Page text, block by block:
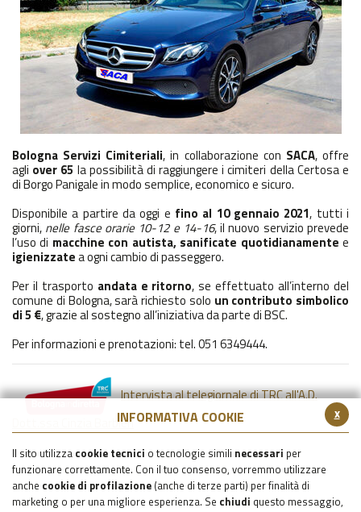
x
INFORMATIVA COOKIE
Il sito utilizza cookie tecnici o tecnologie simili necessari per
funzionare correttamente. Con il tuo consenso, vorremmo utilizzare
anche cookie di profilazione (anche di terze parti) per finalità di
marketing o per una migliore esperienza. Se chiudi questo messaggio,
Bologna Servizi Cimiteriali, in collaborazione con SACA, offre
agli over 65 la possibilità di raggiungere i cimiteri della Certosa e
di Borgo Panigale in modo semplice,economicoesicuro.
Disponibile a partire da oggi e fino al 10 gennaio 2021, tutti i
giorni, nelle fasce orarie 10-12 e 14-16, il nuovo servizio prevede
l’uso di macchine con autista, sanificate quotidianamente e
igienizzatea ogni cambio di passeggero.
Per il trasporto andata e ritorno, se effettuato all’interno del
comune di Bologna, sarà richiesto solo un contributo simbolico
di 5 €, grazie al sostegno all’iniziativa da parte di BSC.
Per informazioni e prenotazioni: tel. 051 6349444.
Intervista al telegiornale di TRC all'A.D.
Dott.ssa Cinzia Barbieri